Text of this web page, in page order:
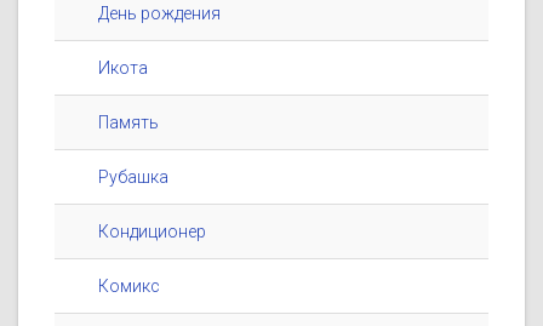
День рождения
Икота
Память
Рубашка
Кондиционер
Комикс